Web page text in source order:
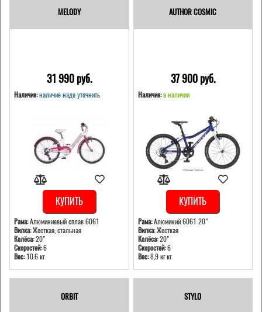
MELODY
31 990 pуб.
Наличие:наличие надо уточнить
КУПИТЬ
Рама:Алюминиевый сплав 6061
Вилка:Жесткая, стальная
Колёса:20"
Скоростей:6
Вес:10.6 кг
AUTHOR COSMIC
37 900 pуб.
Наличие: в наличии
КУПИТЬ
Рама:Алюминий 6061 20"
Вилка:Жесткая
Колёса:20"
Скоростей:6
Вес:8,9 кг кг
ORBIT STYLO